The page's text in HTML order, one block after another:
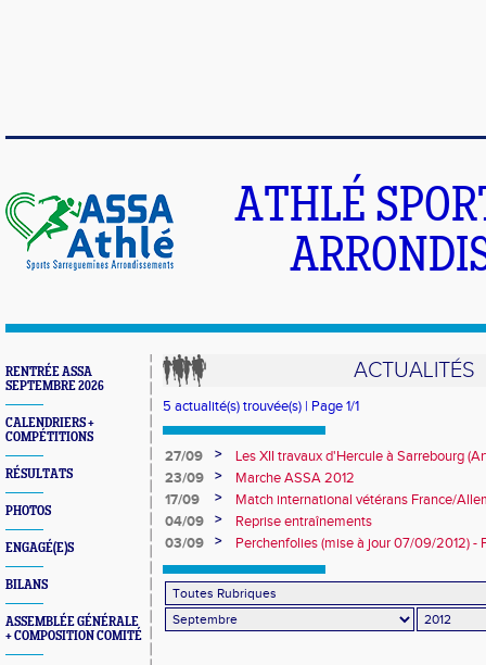
ATHLÉ
RENTRÉE ASSA
SEPTEMBRE 2026
CALENDRIERS +
COMPÉTITIONS
RÉSULTATS
PHOTOS
ENGAGÉ(E)S
BILANS
ASSEMBLÉE GÉNÉRALE
+ COMPOSITION COMITÉ
ACTUALITÉS
5 actualité(s) trouvée(s) | Page 1/1
27/09 >
Les XII travaux d'Hercule à Sarrebourg
Moissette)
23/09 >
Marche ASSA 2012
17/09
>
Match international vétérans France/
04/09
>
Reprise entraînements
03/09
>
Perchenfolies (mise à jour 07/09/2012) -